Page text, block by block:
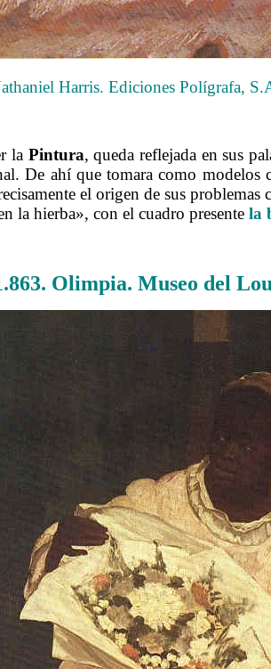
Harris. Ediciones Polígrafa,
la Pintura, queda reflejada en sus
De ahí que tomara como modelos
el origen de sus
la hierba», con el cuadro presente la
Olimpia. Museo del